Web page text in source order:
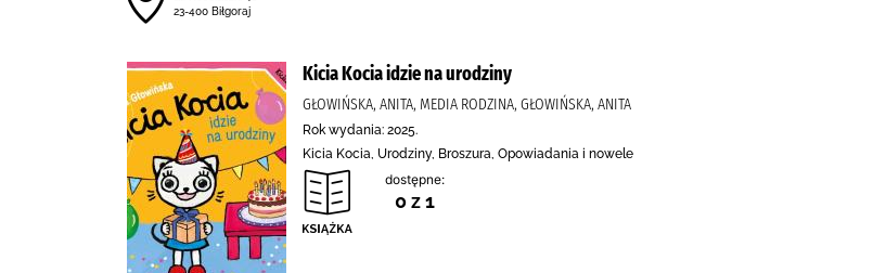
23-400 Biłgoraj
Kicia Kocia idzie na urodziny
GŁOWIŃSKA, ANITA, MEDIA RODZINA, GŁOWIŃSKA, ANITA
Rok wydania: 2025.
Kicia Kocia, Urodziny, Broszura, Opowiadania i nowele
dostępne:
0 z 1